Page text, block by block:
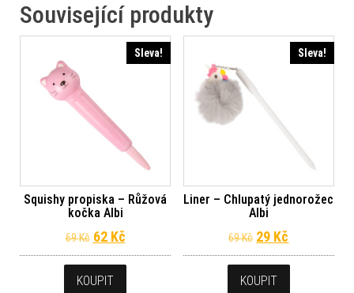
Související produkty
Sleva!
Squishy propiska – Růžová
kočka Albi
69Kč Původní cena byla: 69 Kč.
62 KčAktuální cena je: 62 Kč.
KOUPIT
Sleva!
Liner – Chlupatý jednorožec
Albi
69Kč Původní cena
29 Kč
KOUPIT